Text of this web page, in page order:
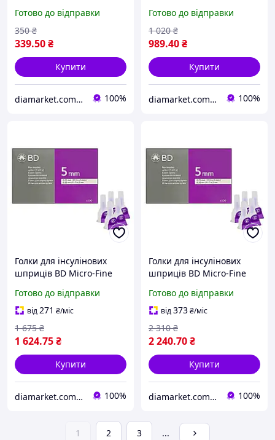
100 штук
Готово до відправки
339.50₴
350 ₴
Купити
diamarket.com.ua - товары для диабетиков 100%
мм)/300 штук
Готово до відправки
989.40₴
1 020 ₴
Купити
diamarket.com.ua - товары для диабетиков 100%
Голки для інсулінових
шприців BD Micro-Fine
мм)/500 штук
Готово до відправки
від271 ₴/міс
1 624.75₴
1 675 ₴
Купити
diamarket.com.ua - товары для диабетиков 100%
Голки для інсулінових
шприців BD Micro-Fine
мм)/700 штук
Готово до відправки
від373₴/міс
2 240.70₴
2 310 ₴
Купити
diamarket.com.ua - товары для диабетиков 100%
1 2 3 ...